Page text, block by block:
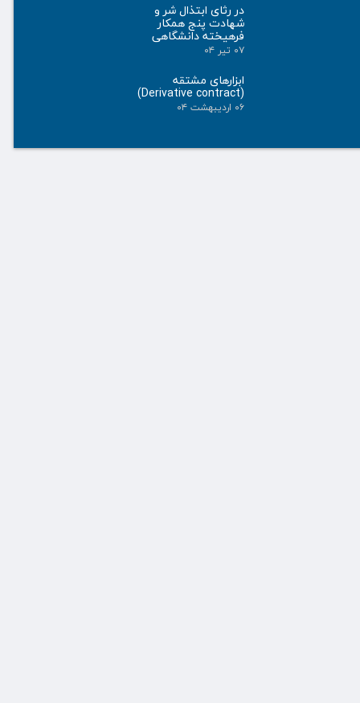
در رثای ابتذال شر و
شهادت پنج همکار
فرهیخته دانشگاهی
۰۷ تیر ۰۴
ابزارهای مشتقه
(Derivative contract)
۰۶ اردیبهشت ۰۴